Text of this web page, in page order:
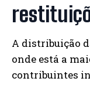
A distribuição
onde está a
contribuintes